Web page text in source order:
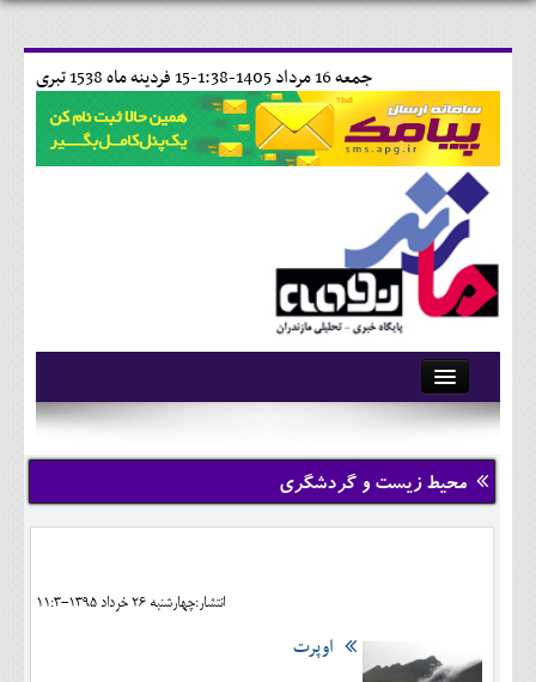
15 فردينه ماه 1538 تبری جمعه 16 مرداد 1405-1:38-
آرشیو
تماس با ما
وبلاگ
کلینیک
محیط زیست و گردشگری
انتشار:چهارشنبه 26 خرداد 1395-11:3
اوپرت